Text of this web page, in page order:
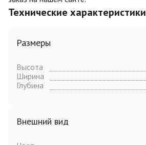
Технические характеристики
Размеры
Высота
Ширина
Глубина
Внешний вид